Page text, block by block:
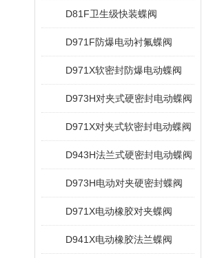
D81F卫生级快装蝶阀
D971F防爆电动衬氟蝶阀
D971X软密封防爆电动蝶阀
D973H对夹式硬密封电动蝶阀
D971X对夹式软密封电动蝶阀
D943H法兰式硬密封电动蝶阀
D973H电动对夹硬密封蝶阀
D971X电动橡胶对夹蝶阀
D941X电动橡胶法兰蝶阀